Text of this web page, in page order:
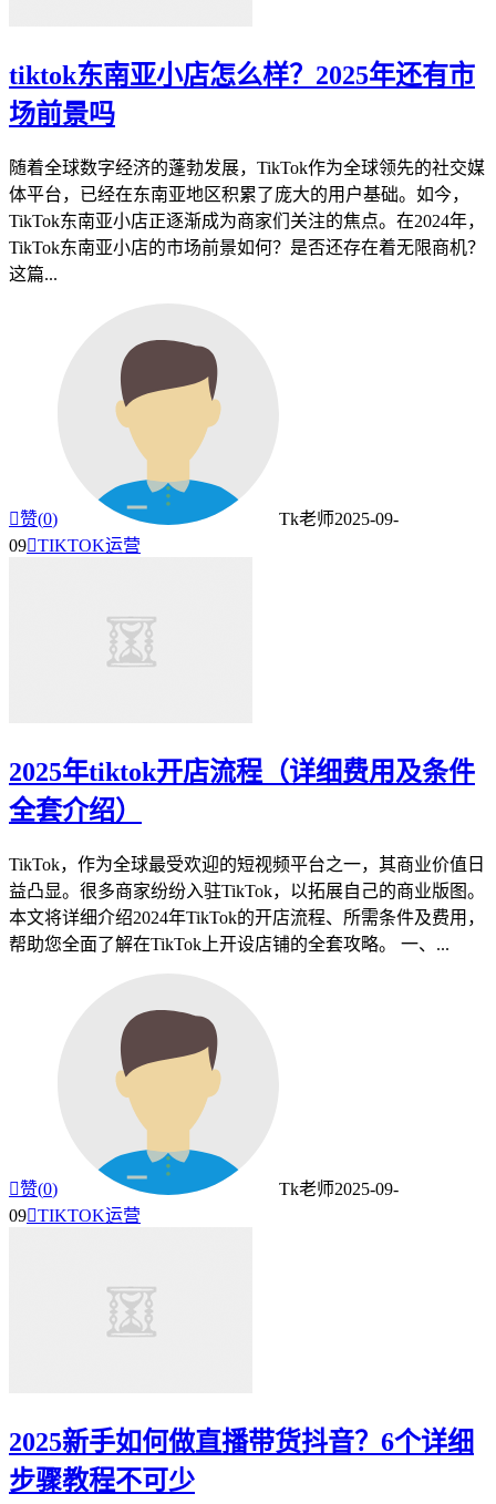
tiktok东南亚小店怎么样？2025年还有市
场前景吗
随着全球数字经济的蓬勃发展，TikTok作为全球领先的社交媒
体平台，已经在东南亚地区积累了庞大的用户基础。如今，
TikTok东南亚小店正逐渐成为商家们关注的焦点。在2024年，
TikTok东南亚小店的市场前景如何？是否还存在着无限商机？
这篇...
赞(0) Tk老师2025-09-
09TIKTOK运营
2025年tiktok开店流程（详细费用及条件
全套介绍）
TikTok，作为全球最受欢迎的短视频平台之一，其商业价值日
益凸显。很多商家纷纷入驻TikTok，以拓展自己的商业版图。
本文将详细介绍2024年TikTok的开店流程、所需条件及费用，
帮助您全面了解在TikTok上开设店铺的全套攻略。 一、...
赞(0) Tk老师2025-09-
09TIKTOK运营
2025新手如何做直播带货抖音？6个详细
步骤教程不可少